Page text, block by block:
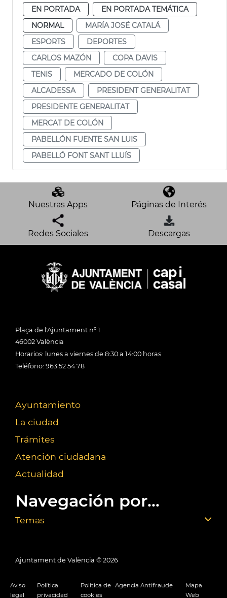
EN PORTADA
EN PORTADA TEMÁTICA
NORMAL
MARÍA JOSÉ CATALÁ
ESPORTS
DEPORTES
CARLOS MAZÓN
COPA DAVIS
TENIS
MERCADO DE COLÓN
ALCADESSA
PRESIDENT GENERALITAT
PRESIDENTE GENERALITAT
MERCAT DE COLÓN
PABELLÓN FUENTE SAN LUIS
PABELLÓ FONT SANT LLUÍS
Nuestras Apps Páginas de Interés
Redes Sociales Descargas
Plaça de l'Ajuntament nº 1
46002 València
Horarios: lunes a viernes de 8:30 a 14:00 horas
Teléfono: 963 52 54 78
Ayuntamiento
La ciudad
Trámites
Atención ciudadana
Actualidad
Navegación por...
Temas
Ajuntament de València © 2026
Aviso
legal
Política
privacidad
Política de
cookies
Agencia Antifraude
Mapa
Web